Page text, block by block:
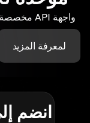
واجهة API مخصصة لكل أداة. بسيطة، سريعة، وموثقة بالكامل
لمعرفة المزيد
انضم